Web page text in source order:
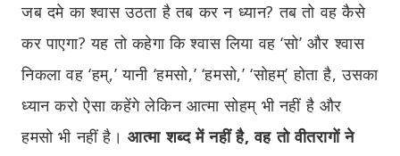
जब दमे का श्वास उठता है तब कर न ध्यान? तब तो वह कैसे
कर पाएगा? यह तो कहेगा कि श्वास लिया वह ‘सो’ और श्वास
निकला वह ‘हम्,’ यानी ‘हमसो,’ ‘हमसो,’ ‘सोहम्’ होता है, उसका
ध्यान करो ऐसा कहेंगे लेकिन आत्मा सोहम् भी नहीं है और
हमसो भी नहीं है।आत्मा शब्द में नहीं है, वह तो वीतरागों ने